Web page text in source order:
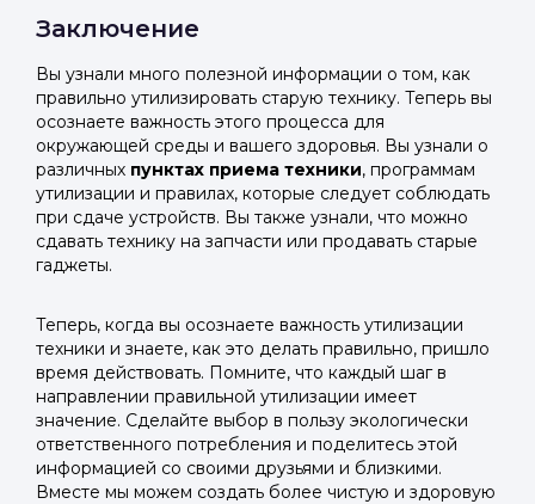
Заключение
Вы узнали много полезной информации о том, как
правильно утилизировать старую технику. Теперь вы
осознаете важность этого процесса для
окружающей среды и вашего здоровья. Вы узнали о
различных пунктах приема техники, программам
утилизации и правилах, которые следует соблюдать
при сдаче устройств. Вы также узнали, что можно
сдавать технику на запчасти или продавать старые
гаджеты.
Теперь, когда вы осознаете важность утилизации
техники и знаете, как это делать правильно, пришло
время действовать. Помните, что каждый шаг в
направлении правильной утилизации имеет
значение. Сделайте выбор в пользу экологически
ответственного потребления и поделитесь этой
информацией со своими друзьями и близкими.
Вместе мы можем создать более чистую и здоровую